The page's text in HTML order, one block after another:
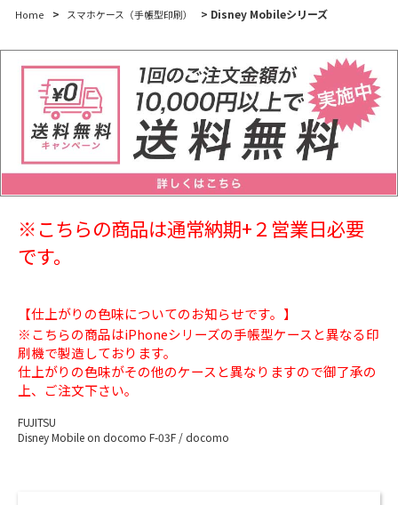
Home > スマホケース（手帳型印刷） > Disney Mobileシリーズ
※こちらの商品は通常納期+２営業日必要
です。
【仕上がりの色味についてのお知らせです。】
※こちらの商品はiPhoneシリーズの手帳型ケースと異なる印
刷機で製造しております。
仕上がりの色味がその他のケースと異なりますので御了承の
上、ご注文下さい。
FUJITSU
Disney Mobile on docomo F-03F / docomo